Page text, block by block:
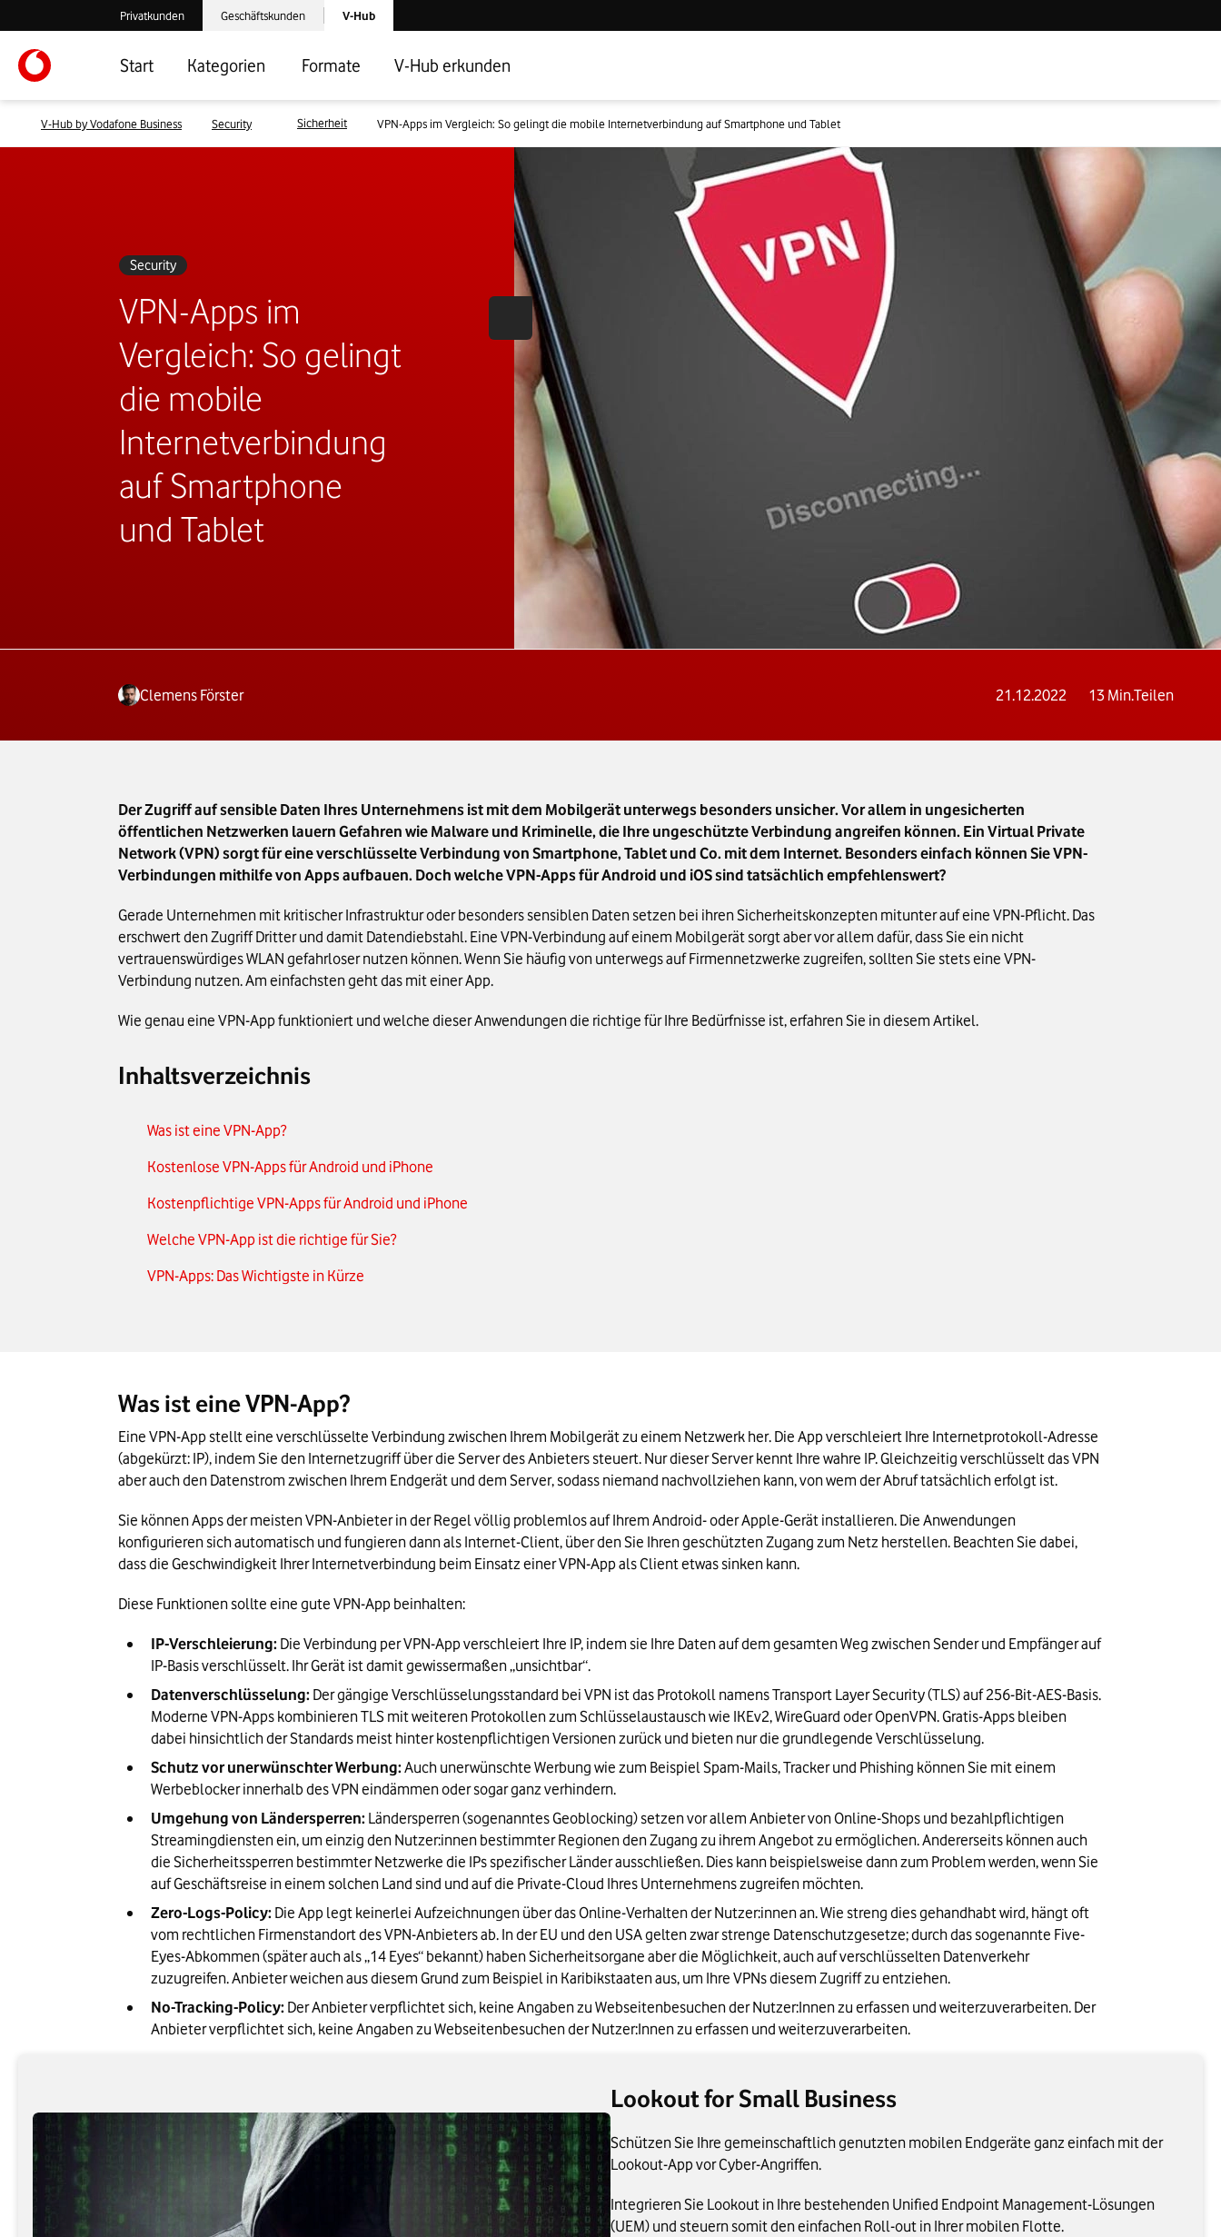
Verlassen der V-Hub Webseite: Zum Privatkundenbereich
Privatkunden Verlassen der V-Hub Webseite: Zum Geschäftskundenbereich
Geschäftskunden Laden der V-Hub Startseite
V-Hub
Start Kategorien Formate V-Hub erkunden
V-Hub by Vodafone Business Security Sicherheit VPN-Apps im Vergleich: So gelingt die mobile Internetverbindung auf Smartphone und Tablet
Security
VPN-Apps im
Vergleich: So gelingt
die mobile
Internetverbindung
auf Smartphone
und Tablet
Clemens Förster 21.12.2022 13 Min.Teilen
Der Zugriff auf sensible Daten Ihres Unternehmens ist mit dem Mobilgerät unterwegs besonders unsicher. Vor allem in ungesicherten
öffentlichen Netzwerken lauern Gefahren wie Malware und Kriminelle, die Ihre ungeschützte Verbindung angreifen können. Ein Virtual Private
Network (VPN) sorgt für eine verschlüsselte Verbindung von Smartphone, Tablet und Co. mit dem Internet. Besonders einfach können Sie VPN-
Verbindungen mithilfe von Apps aufbauen. Doch welche VPN-Apps für Android und iOS sind tatsächlich empfehlenswert?
Gerade Unternehmen mit kritischer Infrastruktur oder besonders sensiblen Daten setzen bei ihren Sicherheitskonzepten mitunter auf eine VPN-Pflicht. Das
erschwert den Zugriff Dritter und damit Datendiebstahl. Eine VPN-Verbindung auf einem Mobilgerät sorgt aber vor allem dafür, dass Sie ein nicht
vertrauenswürdiges WLAN gefahrloser nutzen können. Wenn Sie häufig von unterwegs auf Firmennetzwerke zugreifen, sollten Sie stets eine VPN-
Verbindung nutzen. Am einfachsten geht das mit einer App.
Wie genau eine VPN-App funktioniert und welche dieser Anwendungen die richtige für Ihre Bedürfnisse ist, erfahren Sie in diesem Artikel.
Inhaltsverzeichnis
Was ist eine VPN-App?
Kostenlose VPN-Apps für Android und iPhone
Kostenpflichtige VPN-Apps für Android und iPhone
Welche VPN-App ist die richtige für Sie?
VPN-Apps: Das Wichtigste in Kürze
Was ist eine VPN-App?
Eine VPN-App stellt eine verschlüsselte Verbindung zwischen Ihrem Mobilgerät zu einem Netzwerk her. Die App verschleiert Ihre Internetprotokoll-Adresse
(abgekürzt: IP), indem Sie den Internetzugriff über die Server des Anbieters steuert. Nur dieser Server kennt Ihre wahre IP. Gleichzeitig verschlüsselt das VPN
aber auch den Datenstrom zwischen Ihrem Endgerät und dem Server, sodass niemand nachvollziehen kann, von wem der Abruf tatsächlich erfolgt ist.
Sie können Apps der meisten VPN-Anbieter in der Regel völlig problemlos auf Ihrem Android- oder Apple-Gerät installieren. Die Anwendungen
konfigurieren sich automatisch und fungieren dann als Internet-Client, über den Sie Ihren geschützten Zugang zum Netz herstellen. Beachten Sie dabei,
dass die Geschwindigkeit Ihrer Internetverbindung beim Einsatz einer VPN-App als Client etwas sinken kann.
Diese Funktionen sollte eine gute VPN-App beinhalten:
IP-Verschleierung: Die Verbindung per VPN-App verschleiert Ihre IP, indem sie Ihre Daten auf dem gesamten Weg zwischen Sender und Empfänger auf
IP-Basis verschlüsselt. Ihr Gerät ist damit gewissermaßen „unsichtbar“.
Datenverschlüsselung: Der gängige Verschlüsselungsstandard bei VPN ist das Protokoll namens Transport Layer Security (TLS) auf 256-Bit-AES-Basis.
Moderne VPN-Apps kombinieren TLS mit weiteren Protokollen zum Schlüsselaustausch wie IKEv2, WireGuard oder OpenVPN. Gratis-Apps bleiben
dabei hinsichtlich der Standards meist hinter kostenpflichtigen Versionen zurück und bieten nur die grundlegende Verschlüsselung.
Schutz vor unerwünschter Werbung: Auch unerwünschte Werbung wie zum Beispiel Spam-Mails, Tracker und Phishing können Sie mit einem
Werbeblocker innerhalb des VPN eindämmen oder sogar ganz verhindern.
Umgehung von Ländersperren: Ländersperren (sogenanntes Geoblocking) setzen vor allem Anbieter von Online-Shops und bezahlpflichtigen
Streamingdiensten ein, um einzig den Nutzer:innen bestimmter Regionen den Zugang zu ihrem Angebot zu ermöglichen. Andererseits können auch
die Sicherheitssperren bestimmter Netzwerke die IPs spezifischer Länder ausschließen. Dies kann beispielsweise dann zum Problem werden, wenn Sie
auf Geschäftsreise in einem solchen Land sind und auf die Private-Cloud Ihres Unternehmens zugreifen möchten.
Zero-Logs-Policy: Die App legt keinerlei Aufzeichnungen über das Online-Verhalten der Nutzer:innen an. Wie streng dies gehandhabt wird, hängt oft
vom rechtlichen Firmenstandort des VPN-Anbieters ab. In der EU und den USA gelten zwar strenge Datenschutzgesetze; durch das sogenannte Five-
Eyes-Abkommen (später auch als „14 Eyes“ bekannt) haben Sicherheitsorgane aber die Möglichkeit, auch auf verschlüsselten Datenverkehr
zuzugreifen. Anbieter weichen aus diesem Grund zum Beispiel in Karibikstaaten aus, um Ihre VPNs diesem Zugriff zu entziehen.
No-Tracking-Policy: Der Anbieter verpflichtet sich, keine Angaben zu Webseitenbesuchen der Nutzer:Innen zu erfassen und weiterzuverarbeiten. Der
Anbieter verpflichtet sich, keine Angaben zu Webseitenbesuchen der Nutzer:Innen zu erfassen und weiterzuverarbeiten.
Lookout for Small Business
Schützen Sie Ihre gemeinschaftlich genutzten mobilen Endgeräte ganz einfach mit der
Lookout-App vor Cyber-Angriffen.
Integrieren Sie Lookout in Ihre bestehenden Unified Endpoint Management-Lösungen
(UEM) und steuern somit den einfachen Roll-out in Ihrer mobilen Flotte.